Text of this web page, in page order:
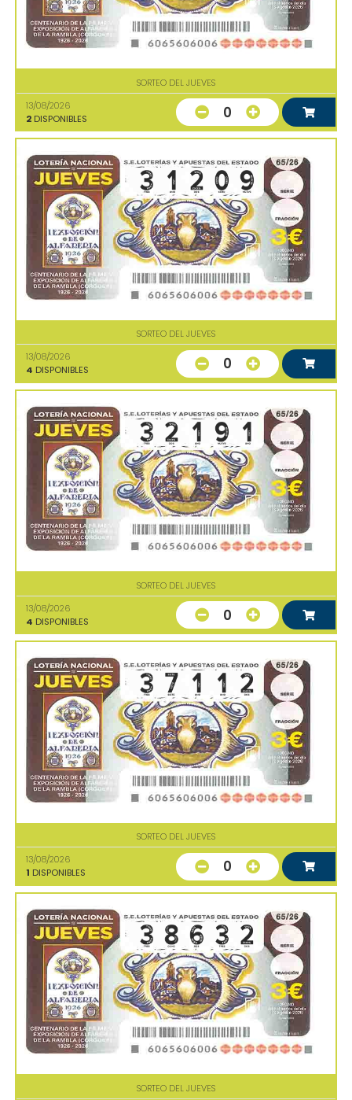
SORTEO DEL JUEVES
13/08/2026
2 DISPONIBLES 0
SORTEO DEL JUEVES
13/08/2026
4 DISPONIBLES 0
SORTEO DEL JUEVES
13/08/2026
4 DISPONIBLES 0
SORTEO DEL JUEVES
13/08/2026
1 DISPONIBLES 0
SORTEO DEL JUEVES